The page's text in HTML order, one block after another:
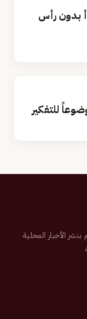
تبدأ بدون رأس
للتفكير
تم تأسيسها عام 2007م تهتم بنشر الأخبار المحلية